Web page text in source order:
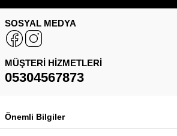
SOSYAL MEDYA
MÜŞTERI HIZMETLERI
05304567873
Önemli Bilgiler